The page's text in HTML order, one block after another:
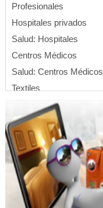
Profesionales
Hospitales privados
Salud: Hospitales
Centros Médicos
Salud: Centros Médicos
Textiles
Industrias Textiles
Confecciones
Hilado de Algodón
Hilados de Alpaca
Hilado de Polyester
Hilados
Ropa